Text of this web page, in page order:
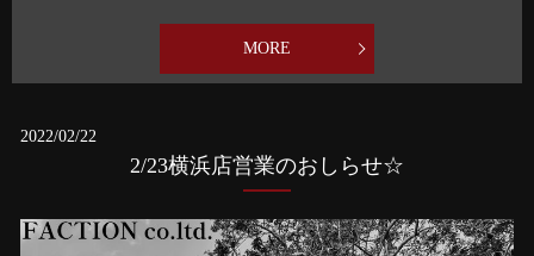
MORE
2022/02/22
2/23横浜店営業のおしらせ☆